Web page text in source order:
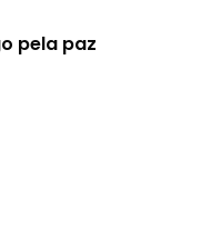
pela paz